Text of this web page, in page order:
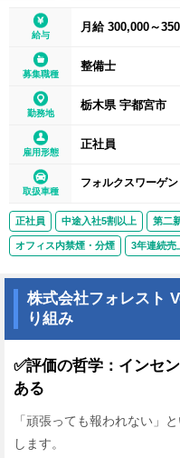
給与
月給 300,000～
募集職種
整備士
勤務地
栃木県 宇都宮市
雇用形態
正社員
取扱車種
フォルクスワーゲン
正社員 中途入社5割以上 第二
オフィス内禁煙・分煙 3年連続売
株式会社フォレスト
り組み
✅評価の哲学：インセ
ある
「頑張っても報われない」
します。